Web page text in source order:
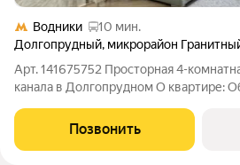
Водники
10 мин.
Долгопрудный, микрорайон
Арт. 141675752 Просторная 4-
канала в Долгопрудном О квартире:
для семейных вечеров и встреч с
спальни, одна из которых
Позвонить